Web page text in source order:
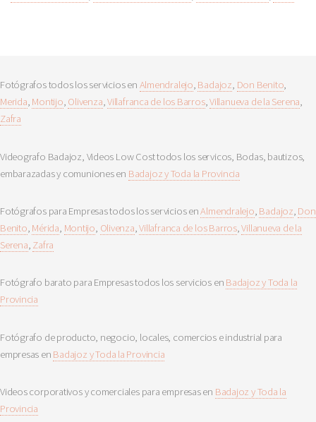
Fotógrafos todos los servicios en Almendralejo, Badajoz, Don Benito,
Merida, Montijo, Olivenza,Villafranca de los Barros,Villanueva de la Serena,
Zafra
Videografo Badajoz, Videos Low Cost todos los servicos, Bodas, bautizos,
embarazadas y comuniones en Badajoz y Toda la Provincia
Fotógrafos para Empresas todos los servicios enAlmendralejo, Badajoz, Don
Benito, Mérida, Montijo, Olivenza,Villafranca de los Barros,Villanueva de la
Serena, Zafra
Fotógrafo barato para Empresas todos los servicios en Badajoz y Toda la
Provincia
Fotógrafo de producto, negocio, locales, comercios e industrial para
empresas en Badajoz y Toda la Provincia
Videos corporativos y comerciales para empresas en Badajoz y Toda la
Provincia